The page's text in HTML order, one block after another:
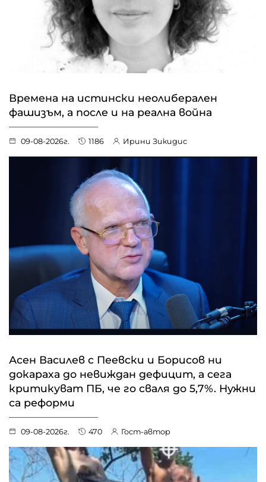
Времена на истински неолиберален
фашизъм, а после и на реална война
09-08-2026г. 1186 Ирини Зикидис
Асен Василев с Пеевски и Борисов ни
докараха до невиждан дефицит, а сега
критикуват ПБ, че го сваля до 5,7%. Нужни
са реформи
09-08-2026г. 470 Гост-автор